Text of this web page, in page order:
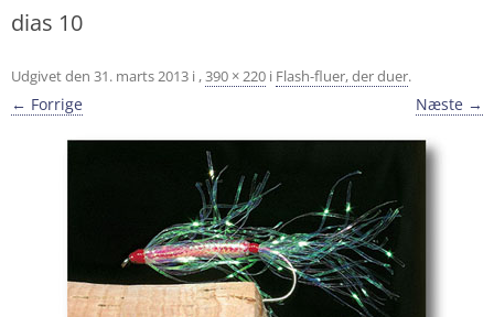
dias 10
Udgivet den 31. marts 2013 i ,390 × 220 i Flash-fluer, der duer.
← Forrige Næste →